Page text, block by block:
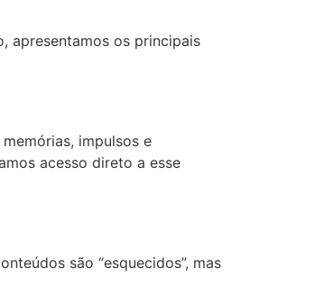
apresentamos os principais
impulsos e
acesso direto a esse
são “esquecidos”, mas